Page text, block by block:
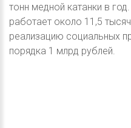
тонн медной катанки в
работает около 11,5
реализацию социальных
порядка 1 млрд рублей.